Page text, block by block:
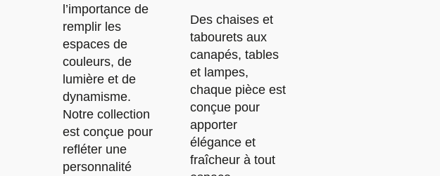
l’importance de
remplir les
espaces de
couleurs, de
lumière et de
dynamisme.
Notre collection
est conçue pour
refléter une
personnalité
Des chaises et
tabourets aux
canapés, tables
et lampes,
chaque pièce est
conçue pour
apporter
élégance et
fraîcheur à tout